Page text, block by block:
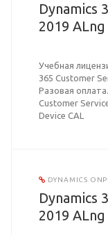
Dynamics
2019 ALng
Учебная
365 Customer
Разовая
Customer
Device CAL
DYNAMICS
Dynamics
2019 ALng